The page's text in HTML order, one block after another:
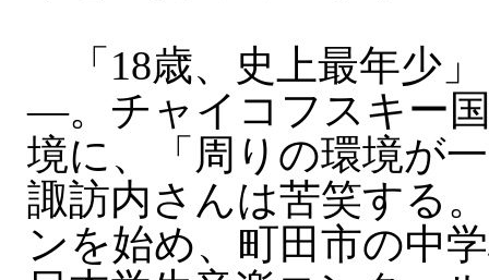
「18歳、史上最年少
—。チャイコフスキー
境に、「周りの環境が
諏訪内さんは苦笑する
ンを始め、町田市の中